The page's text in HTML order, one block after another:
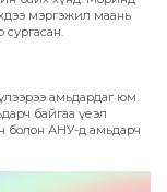
мэргэжил маань
сургасан.
амьдардаг юм.
байгаа үеэл
болон АНУ-д амьдарч